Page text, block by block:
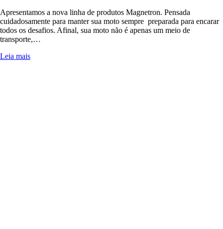
Apresentamos a nova linha de produtos Magnetron. Pensada
cuidadosamente para manter sua moto sempre preparada para encarar
todos os desafios. Afinal, sua moto não é apenas um meio de
transporte,…
Leia mais